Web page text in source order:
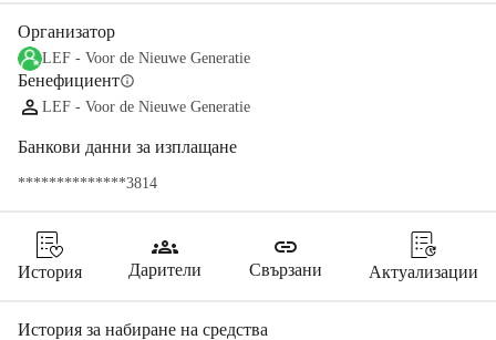
Организатор
LEF - Voor de Nieuwe Generatie
Бенефициентinfo
LEF - Voor de Nieuwe Generatie
Банкови данни за изплащане
**************3814
История
groups
Дарители
link
Свързани Актуализации
История за набиране на средства